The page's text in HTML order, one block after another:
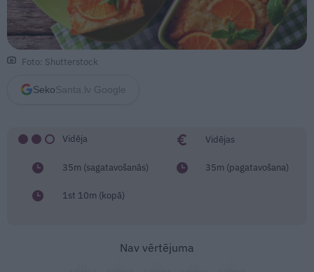
Foto: Shutterstock
Seko Santa.lv Google
Vidēja Vidējas
35m (sagatavošanās) 35m (pagatavošana)
1st 10m (kopā)
Nav vērtējuma